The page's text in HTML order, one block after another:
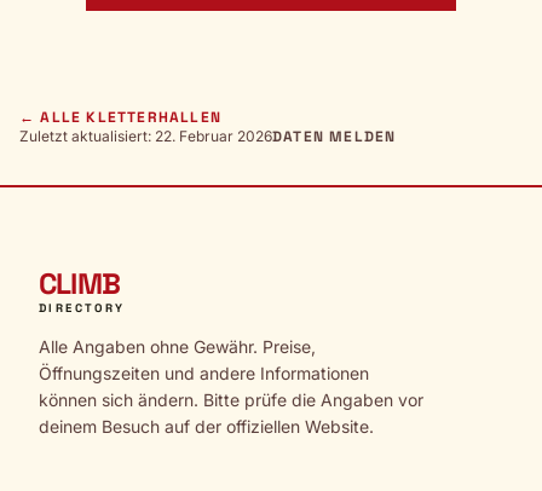
← ALLE KLETTERHALLEN
Zuletzt aktualisiert: 22. Februar 2026DATEN MELDEN
CLIMB
DIRECTORY
Alle Angaben ohne Gewähr. Preise,
Öffnungszeiten und andere Informationen
können sich ändern. Bitte prüfe die Angaben vor
deinem Besuch auf der offiziellen Website.